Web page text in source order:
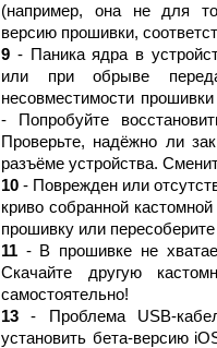
(например, она не для
версию прошивки,
9 - Паника ядра в
или при обрыве
несовместимости
- Попробуйте
Проверьте, надёжно ли
разъёме устройства.
10 - Поврежден или
криво собранной
прошивку или
11 - В прошивке не
Скачайте другую
самостоятельно!
13 - Проблема USB-
установить бета-версию